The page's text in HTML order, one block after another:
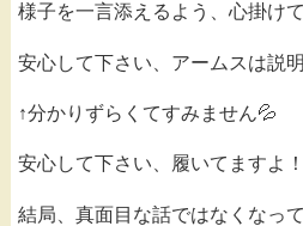
様子を一言添えるよう、心掛け
安心して下さい、アームスは説
↑分かりずらくてすみません💦
安心して下さい、履いてますよ
結局、真面目な話ではなくなっ